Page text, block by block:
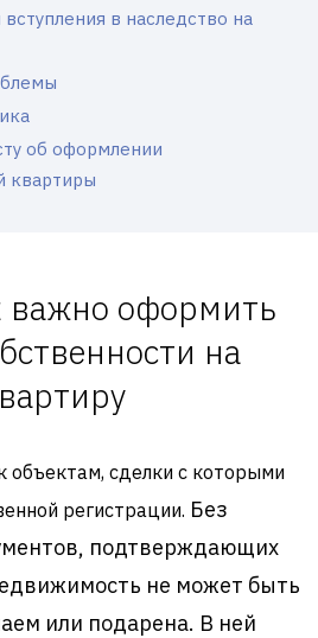
в наследство на
об оформлении
квартиры
важно оформить
на
объектам, сделки с которыми
регистрации. Без
подтверждающих
не может быть
или подарена. В ней